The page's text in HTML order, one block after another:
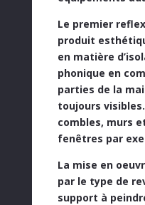
Le premier
produit
en matière
phonique en
parties de la
toujours
combles, murs
fenêtres par
La mise en
par le type de
support à